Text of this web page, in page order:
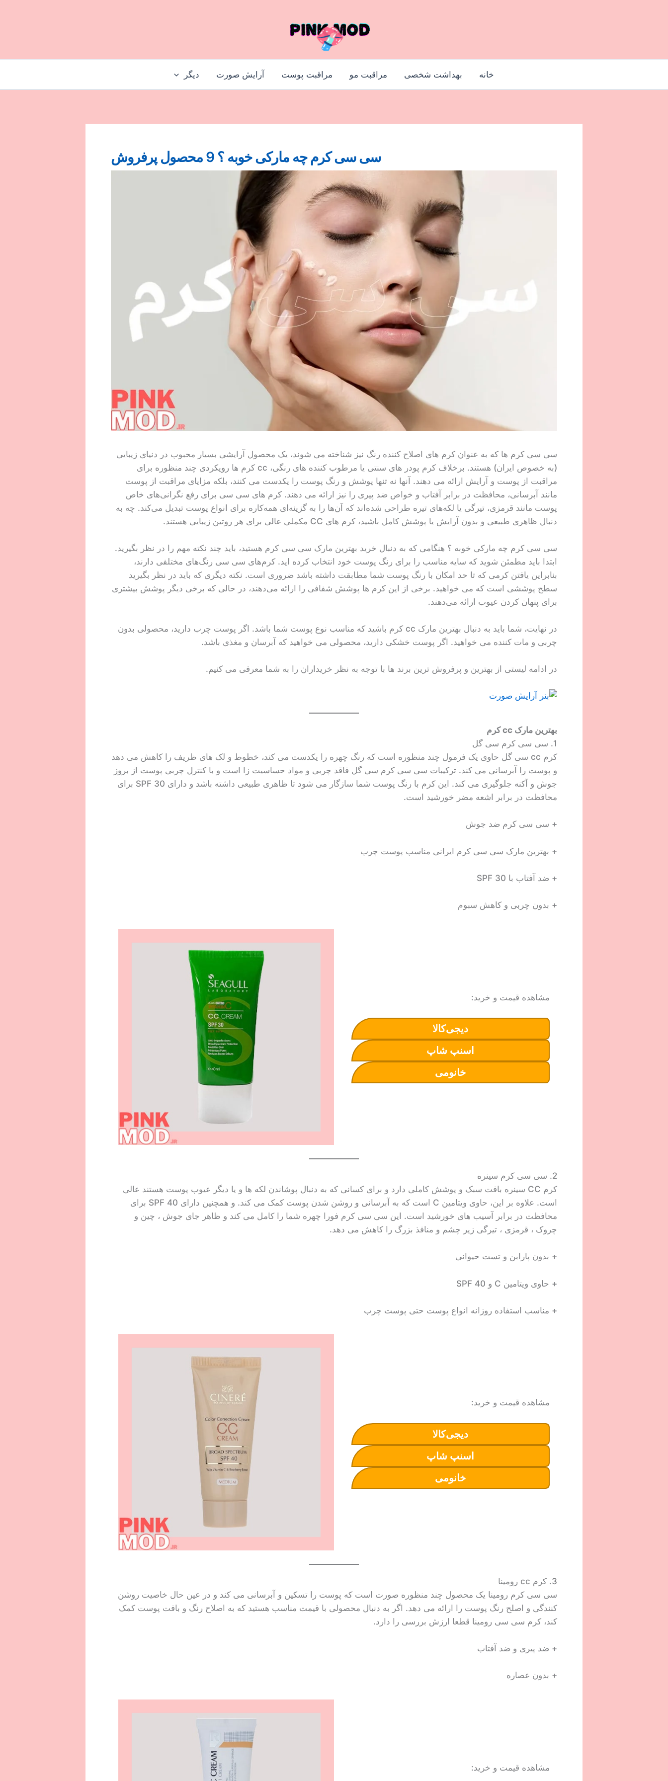
خانه بهداشت شخصی مراقبت مو مراقبت پوست آرایش صورت دیگر
سی سی کرم چه مارکی خوبه ؟ 9 محصول پرفروش
سی سی کرم ها که به عنوان کرم های اصلاح کننده رنگ نیز شناخته می شوند، یک محصول آرایشی بسیار محبوب در دنیای زیبایی
(به خصوص ایران) هستند. برخلاف کرم پودر های سنتی یا مرطوب کننده های رنگی، cc کرم ها رویکردی چند منظوره برای
مراقبت از پوست و آرایش ارائه می دهند. آنها نه تنها پوشش و رنگ پوست را یکدست می کنند، بلکه مزایای مراقبت از پوست
مانند آبرسانی، محافظت در برابر آفتاب و خواص ضد پیری را نیز ارائه می دهند. کرم های سی سی برای رفع نگرانی‌های خاص
پوست مانند قرمزی، تیرگی یا لکه‌های تیره طراحی شده‌اند که آن‌ها را به گزینه‌ای همه‌کاره برای انواع پوست تبدیل می‌کند. چه به
دنبال ظاهری طبیعی و بدون آرایش یا پوشش کامل باشید، کرم‌ های CC مکملی عالی برای هر روتین زیبایی هستند.
سی سی کرم چه مارکی خوبه ؟ هنگامی که به دنبال خرید بهترین مارک سی سی کرم هستید، باید چند نکته مهم را در نظر بگیرید.
ابتدا باید مطمئن شوید که سایه مناسب را برای رنگ پوست خود انتخاب کرده اید. کرم‌های سی سی رنگ‌های مختلفی دارند،
بنابراین یافتن کرمی که تا حد امکان با رنگ پوست شما مطابقت داشته باشد ضروری است. نکته دیگری که باید در نظر بگیرید
سطح پوششی است که می خواهید. برخی از این کرم ها پوشش شفافی را ارائه می‌دهند، در حالی که برخی دیگر پوشش بیشتری
برای پنهان کردن عیوب ارائه می‌دهند.
در نهایت، شما باید به دنبال بهترین مارک cc کرم باشید که مناسب نوع پوست شما باشد. اگر پوست چرب دارید، محصولی بدون
چربی و مات کننده می خواهید. اگر پوست خشکی دارید، محصولی می خواهید که آبرسان و مغذی باشد.
در ادامه لیستی از بهترین و پرفروش ترین برند ها با توجه به نظر خریداران را به شما معرفی می کنیم.
بهترین مارک cc کرم
1. سی سی کرم سی گل
کرم cc سی گل حاوی یک فرمول چند منظوره است که رنگ چهره را یکدست می کند، خطوط و لک های ظریف را کاهش می دهد
و پوست را آبرسانی می کند. ترکیبات سی سی کرم سی گل فاقد چربی و مواد حساسیت زا است و با کنترل چربی پوست از بروز
جوش و آکنه جلوگیری می کند. این کرم با رنگ پوست شما سازگار می شود تا ظاهری طبیعی داشته باشد و دارای 30 SPF برای
محافظت در برابر اشعه مضر خورشید است.
+ سی سی کرم ضد جوش
+ بهترین مارک سی سی کرم ایرانی مناسب پوست چرب
+ ضد آفتاب با SPF 30
+ بدون چربی و کاهش سبوم
مشاهده قیمت و خرید:
دیجی‌کالا
اسنپ شاپ
خانومی
2. سی سی کرم سینره
کرم CC سینره بافت سبک و پوشش کاملی دارد و برای کسانی که به دنبال پوشاندن لکه ها و یا دیگر عیوب پوست هستند عالی
است. علاوه بر این، حاوی ویتامین C است که به آبرسانی و روشن شدن پوست کمک می کند. و همچنین دارای SPF 40 برای
محافظت در برابر آسیب های خورشید است. این سی سی کرم فورا چهره شما را کامل می کند و ظاهر جای جوش ، چین و
چروک ، قرمزی ، تیرگی زیر چشم و منافذ بزرگ را کاهش می دهد.
+ بدون پارابن و تست حیوانی
+ حاوی ویتامین C و SPF 40
+ مناسب استفاده روزانه انواع پوست حتی پوست چرب
مشاهده قیمت و خرید:
دیجی‌کالا
اسنپ شاپ
خانومی
3. کرم cc رومینا
سی سی کرم رومینا یک محصول چند منظوره صورت است که پوست را تسکین و آبرسانی می کند و در عین حال خاصیت روشن
کنندگی و اصلح رنگ پوست را ارائه می دهد. اگر به دنبال محصولی با قیمت مناسب هستید که به اصلاح رنگ و بافت پوست کمک
کند، کرم سی سی رومینا قطعا ارزش بررسی را دارد.
+ ضد پیری و ضد آفتاب
+ بدون عصاره
مشاهده قیمت و خرید: